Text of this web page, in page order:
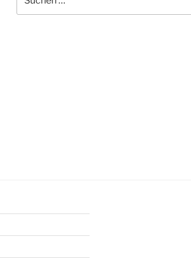
nach: